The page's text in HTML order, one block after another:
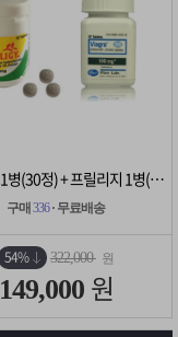
비아그라 1병(30정) + 프릴리지 1병(10정)
구매 336· 무료배송
54% 322,000 원
149,000 원